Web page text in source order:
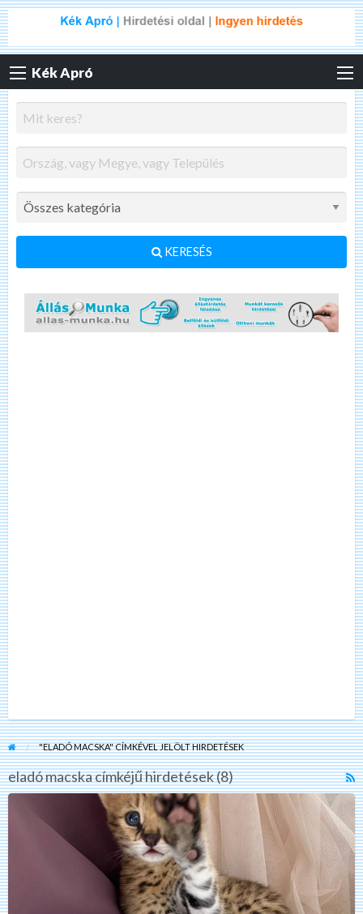
Kék Apró
KERESÉS
"ELADÓ MACSKA" CÍMKÉVEL JELÖLT HIRDETÉSEK
eladó macska címkéjű hirdetések (8)
Savannah,
szervál
és
karakal
kiscicákat
kínálunk.